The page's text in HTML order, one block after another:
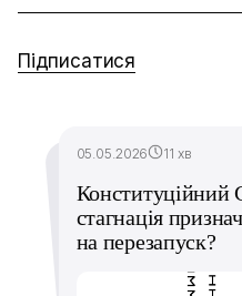
Підписатися
05.05.2026 11 хв
Конституційний
стагнація
на перезапуск?